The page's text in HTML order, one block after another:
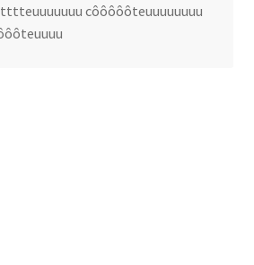
côôôôôteuuuuuuuu